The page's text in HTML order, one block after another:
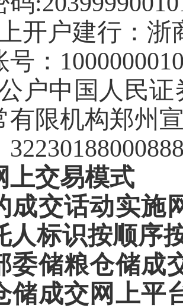
开户建行：
：
户中国人民
有限机构郑州
上交易模式
成交话动实施
人标识按顺序
委储粮仓储成
储成交网上平